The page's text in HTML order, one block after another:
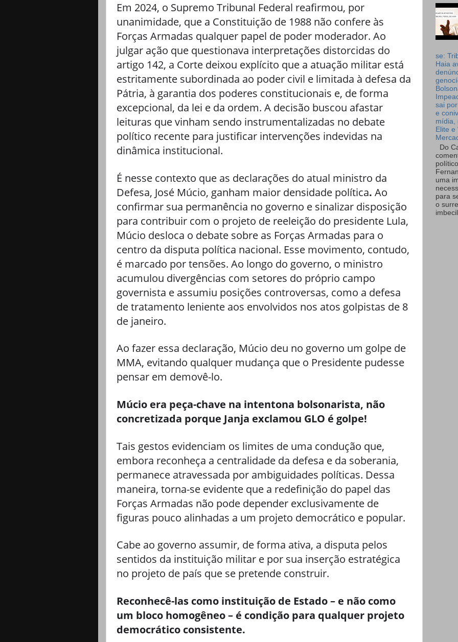
Em 2024, o Supremo Tribunal Federal reafirmou, por
unanimidade, que a Constituição de 1988 não confere às
Forças Armadas qualquer papel de poder moderador. Ao
julgar ação que questionava interpretações distorcidas do
artigo 142, a Corte deixou explícito que a atuação militar está
estritamente subordinada ao poder civil e limitada à defesa da
Pátria, à garantia dos poderes constitucionais e, de forma
excepcional, da lei e da ordem. A decisão buscou afastar
leituras que vinham sendo instrumentalizadas no debate
político recente para justificar intervenções indevidas na
dinâmica institucional.
É nesse contexto que as declarações do atual ministro da
Defesa, José Múcio, ganham maior densidade política. Ao
confirmar sua permanência no governo e sinalizar disposição
para contribuir com o projeto de reeleição do presidente Lula,
Múcio desloca o debate sobre as Forças Armadas para o
centro da disputa política nacional. Esse movimento, contudo,
é marcado por tensões. Ao longo do governo, o ministro
acumulou divergências com setores do próprio campo
governista e assumiu posições controversas, como a defesa
de tratamento leniente aos envolvidos nos atos golpistas de 8
de janeiro.
Ao fazer essa declaração, Múcio deu no governo um golpe de
MMA, evitando qualquer mudança que o Presidente pudesse
pensar em demovê-lo.
Múcio era peça-chave na intentona bolsonarista, não
concretizada porque Janja exclamou GLO é golpe!
Tais gestos evidenciam os limites de uma condução que,
embora reconheça a centralidade da defesa e da soberania,
permanece atravessada por ambiguidades políticas. Dessa
maneira, torna-se evidente que a redefinição do papel das
Forças Armadas não pode depender exclusivamente de
figuras pouco alinhadas a um projeto democrático e popular.
Cabe ao governo assumir, de forma ativa, a disputa pelos
sentidos da instituição militar e por sua inserção estratégica
no projeto de país que se pretende construir.
Reconhecê-las como instituição de Estado – e não como
um bloco homogêneo – é condição para qualquer projeto
democrático consistente.
se:
Haia
sai
e
mídia,
Elite e
Do
uma
para
o